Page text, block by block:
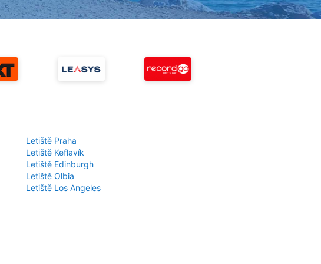
Letiště Praha
Letiště Keflavík
Letiště Edinburgh
Letiště Olbia
Letiště Los Angeles